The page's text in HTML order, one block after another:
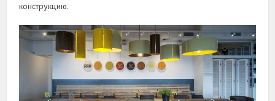
конструкцию.